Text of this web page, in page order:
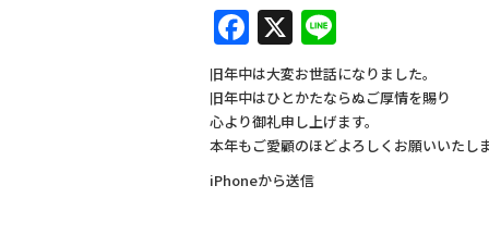
F
a
c
e
b
o
X
n
e
旧年中は大変お世話になりました。
旧年中はひとかたならぬご厚情を賜り
心より御礼申し上げます。
本年もご愛顧のほどよろしくお願いいたし
iPhoneから送信